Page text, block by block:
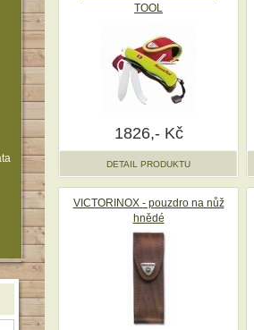
TOOL
1826,- Kč
DETAIL PRODUKTU
VICTORINOX - pouzdro na nůž
hnědé